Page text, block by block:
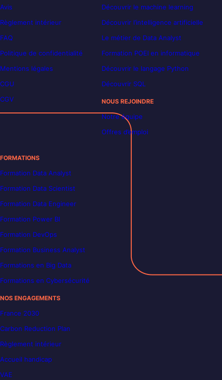
Avis
Règlement intérieur
FAQ
Politique de confidentialité
Mentions légales
CGU
CGV
Découvrir le machine learning
Découvrir l’intelligence artificielle
Le métier de Data Analyst
Formation POEI en informatique
Découvrir le langage Python
Découvrir SQL
NOUS REJOINDRE
Notre équipe
Offres d’emploi
FORMATIONS
Formation Data Analyst
Formation Data Scientist
Formation Data Engineer
Formation Power BI
Formation DevOps
Formation Business Analyst
Formations en Big Data
Formations en Cybersécurité
NOS ENGAGEMENTS
France 2030
Carbon Reduction Plan
Règlement intérieur
Accueil handicap
VAE